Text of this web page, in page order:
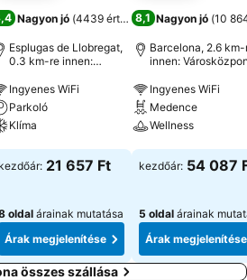
) Nagyon jó (4439 értékelés)
Esplugas de Llobregat,
0.3 km-re innen:
Ingyenes WiFi
Parkoló
Klíma
Árak megjelenítése
kezdőár: 21 657 Ft
oldal árainak mutatása
Árak megjelenítése
8,1 Nagyon jó (10
Barcelona, 2.6
innen:
Ingyenes WiFi
Medence
Wellness
Árak
kezdőár: 54 087
5 oldal árainak
Árak megjelenítése
összes szállása